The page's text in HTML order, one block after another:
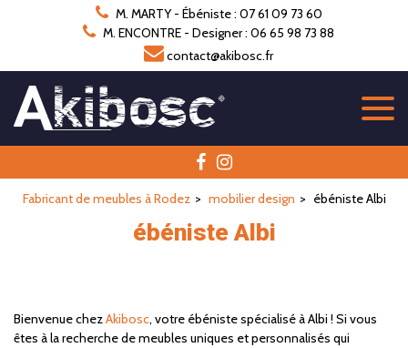
M. MARTY - Ébéniste : 07 61 09 73 60
M. ENCONTRE - Designer : 06 65 98 73 88
contact@akibosc.fr
Fabricant de meubles à Rodez mobilier design ébéniste Albi
ébéniste Albi
Bienvenue chezAkibosc, votre ébéniste spécialisé à Albi ! Si vous
êtes à la recherche de meubles uniques et personnalisés qui
Panneau de gestion des cookies